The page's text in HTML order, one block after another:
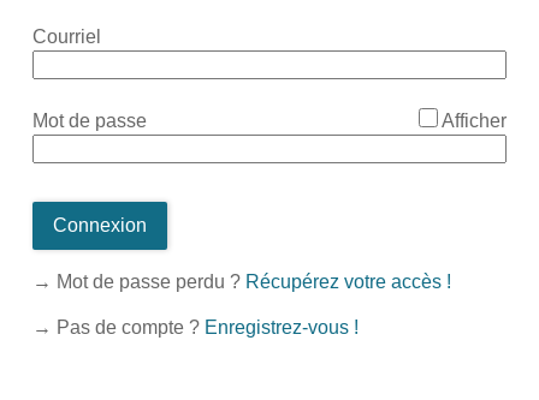
Courriel
Mot de passe Afficher
Connexion
→ Mot de passe perdu ? Récupérez votre accès !
→ Pas de compte ? Enregistrez-vous !